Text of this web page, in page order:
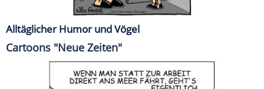
Alltäglicher Humor und Vögel
Cartoons "Neue Zeiten"